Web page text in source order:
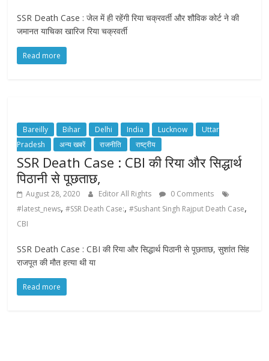
SSR Death Case : जेल में ही रहेंगी रिया चक्रवर्ती और शौविक कोर्ट ने की
जमानत याचिका खारिज रिया चक्रवर्ती
Read more
Bareilly Bihar Delhi India Lucknow
Uttar
Pradesh
अन्य खबरें राजनीति राष्ट्रीय
SSR Death Case : CBI की रिया और सिद्धार्थ
पिठानी से पूछताछ,
August 28, 2020 Editor All Rights
0 Comments
#latest_news,#SSR Death Case:,#Sushant Singh Rajput Death Case,
CBI
SSR Death Case : CBI की रिया और सिद्धार्थ पिठानी से पूछताछ, सुशांत सिंह
राजपूत की मौत हत्या थी या
Read more